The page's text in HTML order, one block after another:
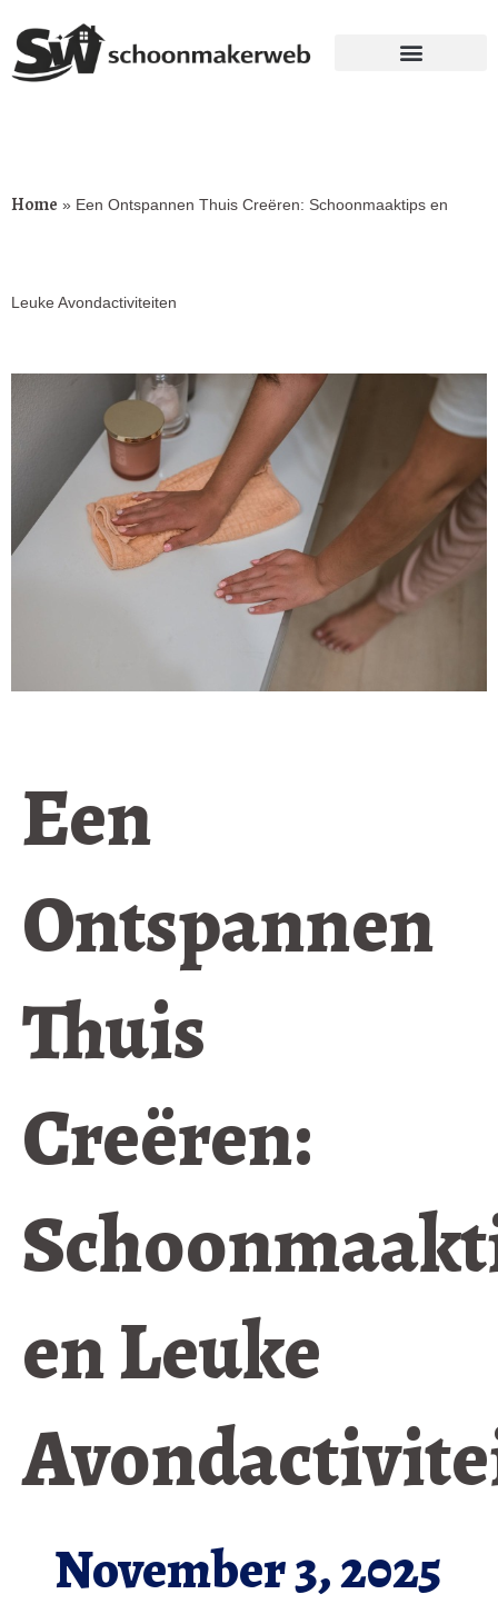
Home » Een Ontspannen Thuis Creëren: Schoonmaaktips en
Leuke Avondactiviteiten
Een
Ontspannen
Thuis
Creëren:
en Leuke
November 3, 2025